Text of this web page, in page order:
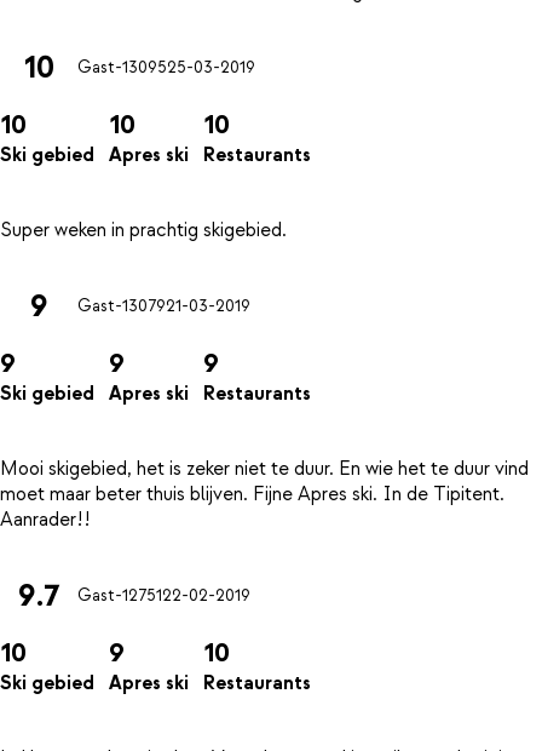
10 Gast-1309525-03-2019
10
Ski gebied
10
Apres ski
10
Restaurants
9 Gast-1307921-03-2019
9
Ski gebied
9
Apres ski
9
Restaurants
Mooi skigebied, het is zeker niet te duur. En wie het te duur vind
moet maar beter thuis blijven. Fijne Apres ski. In de Tipitent.
9.7 Gast-1275122-02-2019
10
Ski gebied
9
Apres ski
10
Restaurants